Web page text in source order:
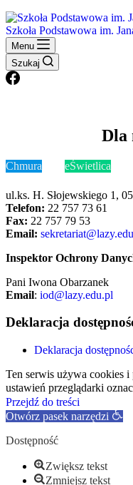
Szkoła Podstawowa im.
Menu
Szukaj
Dla
Chmura eŚwietlica
ul.ks. H. Słojewskiego 1,
Telefon: 22 757 73 61
Fax: 22 757 79 53
Email:
Inspektor Ochrony
Pani Iwona Obarzanek
Email: iod@lazy.edu.pl
Deklaracja
Deklaracja
Ten serwis używa cookies
ustawień przeglądarki
Przejdź do treści
Otwórz pasek narzędzi
Dostępność
Zwiększ tekst
Zmniejsz tekst